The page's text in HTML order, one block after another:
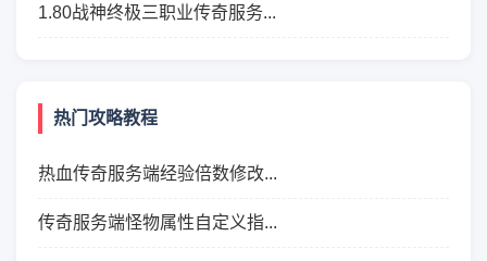
1.80战神终极三职业传奇服务...
热门攻略教程
热血传奇服务端经验倍数修改...
传奇服务端怪物属性自定义指...